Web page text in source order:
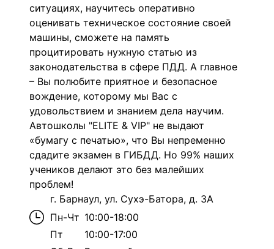
ситуациях, научитесь оперативно
оценивать техническое состояние своей
машины, сможете на память
процитировать нужную статью из
законодательства в сфере ПДД. А главное
– Вы полюбите приятное и безопасное
вождение, которому мы Вас с
удовольствием и знанием дела научим.
Автошколы "ELITE & VIP" не выдают
«бумагу с печатью», что Вы непременно
сдадите экзамен в ГИБДД. Но 99% наших
учеников делают это без малейших
проблем!
г. Барнаул, ул. Сухэ-Батора, д. 3А
Пн-Чт 10:00-18:00
Пт
10:00-17:00